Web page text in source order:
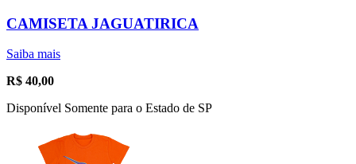
CAMISETA JAGUATIRICA
Saiba mais
R$ 40,00
Disponível Somente para o Estado de SP